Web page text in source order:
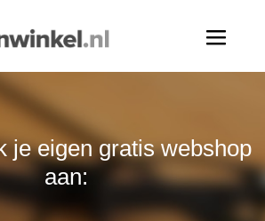
je eigen gratis webshop
aan: